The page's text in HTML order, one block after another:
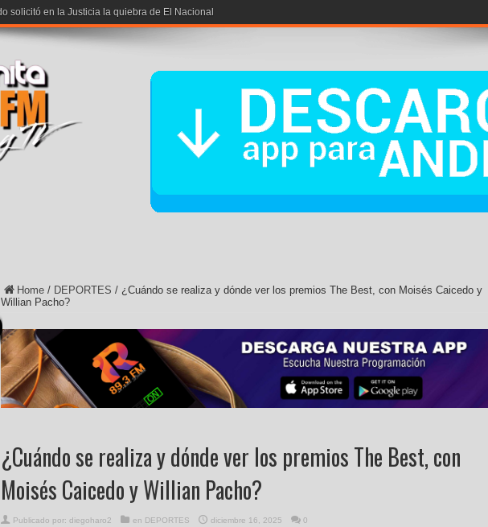
Home / DEPORTES / ¿Cuándo se realiza y dónde ver los premios The Best, con Moisés Caicedo y
Willian Pacho?
¿Cuándo se realiza y dónde ver los premios The Best, con
Moisés Caicedo y Willian Pacho?
Publicado por: diegoharo2 en DEPORTES diciembre 16, 2025 0